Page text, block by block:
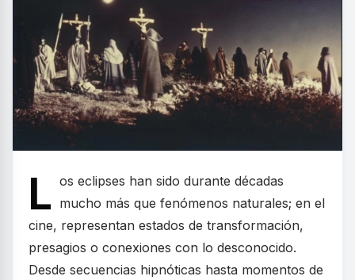
L os eclipses han sido durante décadas
mucho más que fenómenos naturales; en el
cine, representan estados de transformación,
presagios o conexiones con lo desconocido.
Desde secuencias hipnóticas hasta momentos de